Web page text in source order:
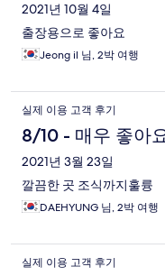
2021년 10월 4일
출장용으로 좋아요
Jeong il 님, 2박 여행
실제 이용 고객 후기
8/10 - 매우 좋아
2021년 3월 23일
깔끔한 곳 조식까지훌륭
DAEHYUNG 님, 2박 여행
실제 이용 고객 후기